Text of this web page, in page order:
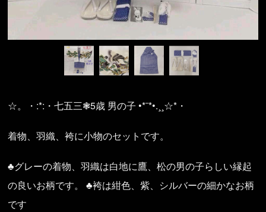
☆。・:*:・七五三❃5歳 男の子 •*¨*•.¸¸☆*・
着物、羽織、袴に小物のセットです。
♣グレーの着物、羽織は白地に鷹、松の男の子らしい縁起
の良いお柄です。 ♣袴は紺色、紫、シルバーの細かなお柄
です